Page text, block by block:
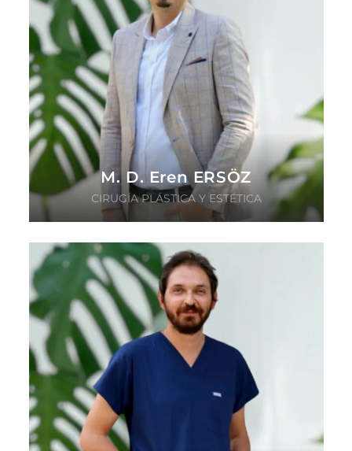
M. D. Eren ERSÖZ
CIRUGÍA PLÁSTICA Y ESTÉTICA